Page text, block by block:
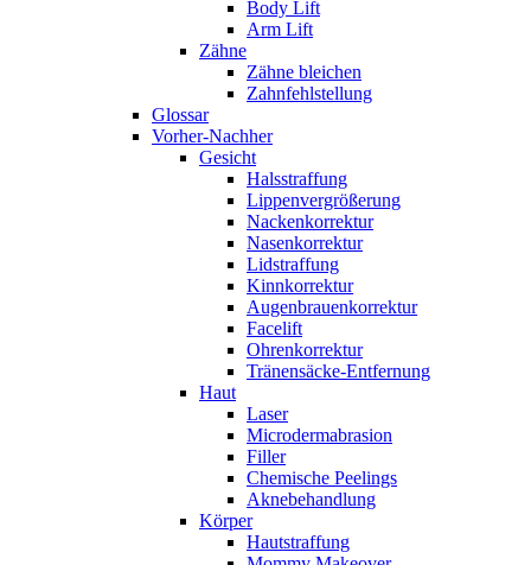
Body Lift
Arm Lift
Zähne
Zähne bleichen
Zahnfehlstellung
Glossar
Vorher-Nachher
Gesicht
Halsstraffung
Lippenvergrößerung
Nackenkorrektur
Nasenkorrektur
Lidstraffung
Kinnkorrektur
Augenbrauenkorrektur
Facelift
Ohrenkorrektur
Tränensäcke-Entfernung
Haut
Laser
Microdermabrasion
Filler
Chemische Peelings
Aknebehandlung
Körper
Hautstraffung